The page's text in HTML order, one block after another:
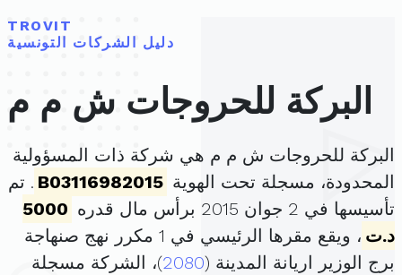
TROVIT
دليل الشركات التونسية
البركة للحروجات ش م م
البركة للحروجات ش م م هي شركة ذات المسؤولية
المحدودة، مسجلة تحت الهوية B03116982015 . تم
تأسيسها في 2 جوان 2015 برأس مال قدره
5000
د.ت
، ويقع مقرها الرئيسي في 1 مكرر نهج صنهاجة
برج الوزير اريانة المدينة (2080)، الشركة مسجلة